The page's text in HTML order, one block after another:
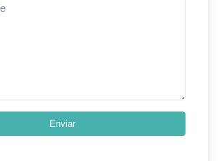
sin compromiso y sin coste alguno
Enviar